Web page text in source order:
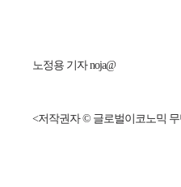
노정용 기자 noja@
<저작권자 © 글로벌이코노믹